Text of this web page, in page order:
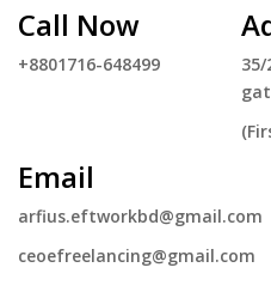
Call Now
+8801716-648499
Email
arfius.eftworkbd@gmail.com
ceoefreelancing@gmail.com